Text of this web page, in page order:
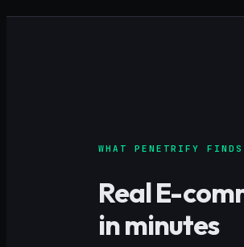
WHAT PENETRIFY FINDS
RealE-
in minutes